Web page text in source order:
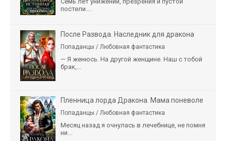
постели....
После Развода. Наследник для дракона
Попаданцы / Любовная фантастика
— Я женюсь. На другой женщине. Наш с тобой
брак,...
Пленница лорда Дракона. Мама поневоле
Попаданцы / Любовная фантастика
Месяц назад я очнулась в лечебнице, не помня
ни...